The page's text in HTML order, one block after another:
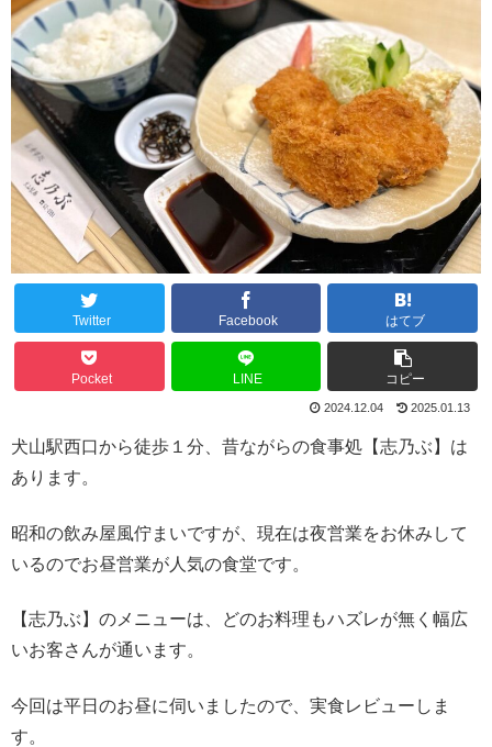
Twitter Facebook はてブ
Pocket LINE コピー
2024.12.04 2025.01.13
犬山駅西口から徒歩１分、昔ながらの食事処【志乃ぶ】は
あります。
昭和の飲み屋風佇まいですが、現在は夜営業をお休みして
いるのでお昼営業が人気の食堂です。
【志乃ぶ】のメニューは、どのお料理もハズレが無く幅広
いお客さんが通います。
今回は平日のお昼に伺いましたので、実食レビューしま
す。